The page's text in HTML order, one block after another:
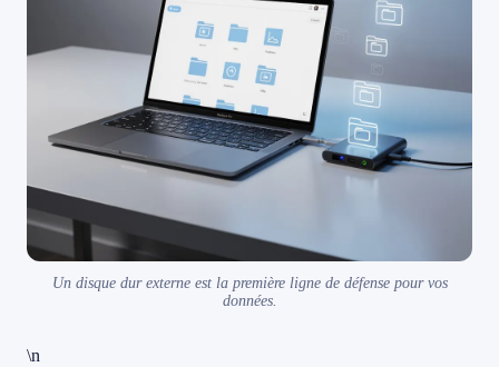
Un disque dur externe est la première ligne de défense pour vos
données.
\n